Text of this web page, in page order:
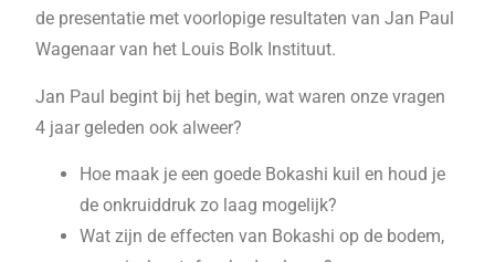
de presentatie met voorlopige resultaten van Jan Paul
Wagenaar van het Louis Bolk Instituut.
Jan Paul begint bij het begin, wat waren onze vragen
4 jaar geleden ook alweer?
Hoe maak je een goede Bokashi kuil en houd je
de onkruiddruk zo laag mogelijk?
Wat zijn de effecten van Bokashi op de bodem,